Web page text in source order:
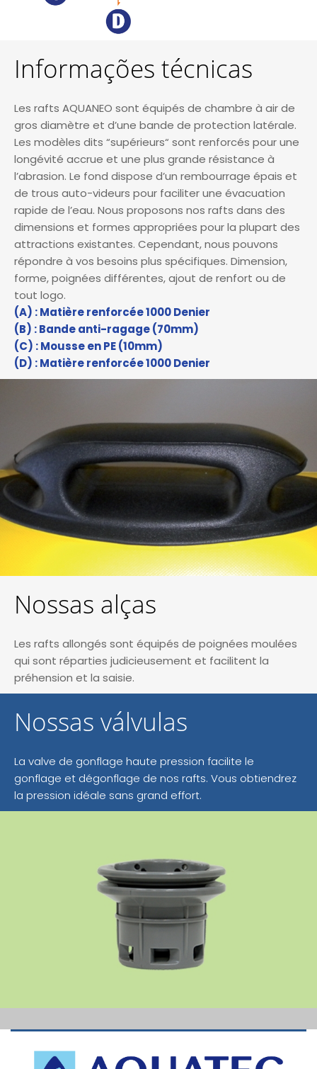
Informações técnicas
Les rafts AQUANEO sont équipés de chambre à air de
gros diamètre et d’une bande de protection latérale.
Les modèles dits “supérieurs“ sont renforcés pour une
longévité accrue et une plus grande résistance à
l’abrasion. Le fond dispose d’un rembourrage épais et
de trous auto-videurs pour faciliter une évacuation
rapide de l’eau. Nous proposons nos rafts dans des
dimensions et formes appropriées pour la plupart des
attractions existantes. Cependant, nous pouvons
répondre à vos besoins plus spécifiques. Dimension,
forme, poignées différentes, ajout de renfort ou de
tout logo.
(A) : Matière renforcée 1000 Denier
(B) : Bande anti-ragage (70mm)
(C) : Mousse en PE (10mm)
(D) : Matière renforcée 1000 Denier
Nossas alças
Les rafts allongés sont équipés de poignées moulées
qui sont réparties judicieusement et facilitent la
préhension et la saisie.
Nossas válvulas
La valve de gonflage haute pression facilite le
gonflage et dégonflage de nos rafts. Vous obtiendrez
la pression idéale sans grand effort.